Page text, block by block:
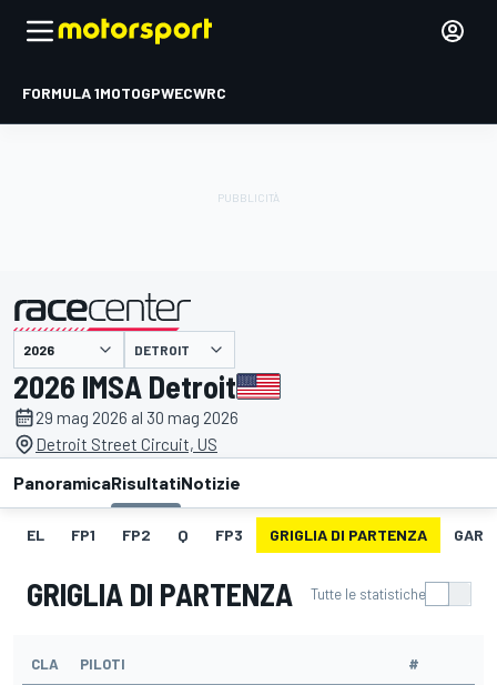
FORMULA 1MOTOGPWECWRC
presentato da DETROIT
2026 IMSA Detroit
29 mag 2026 al 30 mag 2026
Detroit Street Circuit, US
PanoramicaRisultatiNotizie
EL FP1 FP2 Q FP3 GRIGLIA DI PARTENZA GARA
GRIGLIA DI PARTENZA Tutte le statistiche
CLA PILOTI #